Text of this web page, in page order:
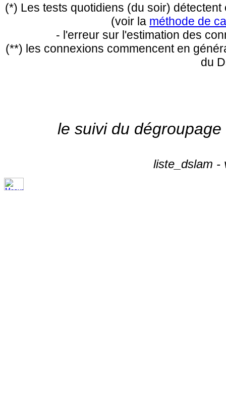
(*) Les tests quotidiens (du soir)
(voir la méthode de
- l'erreur sur l'estimation des
(**) les connexions commencent en
du
le suivi du
liste_dslam -